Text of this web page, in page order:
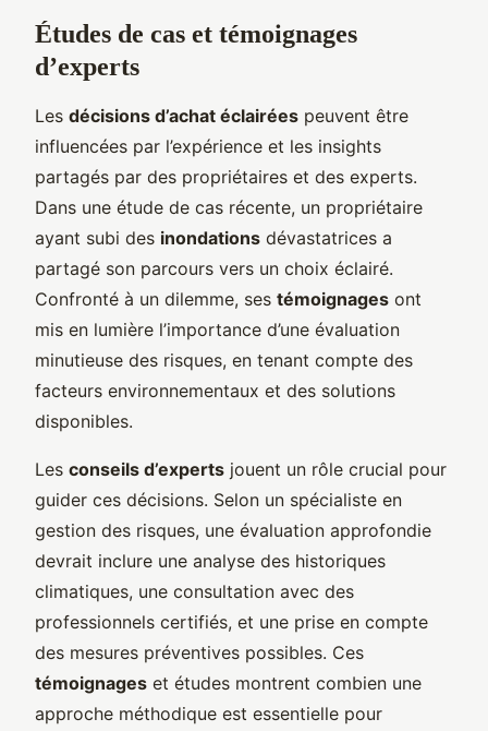
Études de cas et témoignages
d’experts
Les décisions d’achat éclairées peuvent être
influencées par l’expérience et les insights
partagés par des propriétaires et des experts.
Dans une étude de cas récente, un propriétaire
ayant subi des inondations dévastatrices a
partagé son parcours vers un choix éclairé.
Confronté à un dilemme, ses témoignages ont
mis en lumière l’importance d’une évaluation
minutieuse des risques, en tenant compte des
facteurs environnementaux et des solutions
disponibles.
Les conseils d’experts jouent un rôle crucial pour
guider ces décisions. Selon un spécialiste en
gestion des risques, une évaluation approfondie
devrait inclure une analyse des historiques
climatiques, une consultation avec des
professionnels certifiés, et une prise en compte
des mesures préventives possibles. Ces
témoignages et études montrent combien une
approche méthodique est essentielle pour